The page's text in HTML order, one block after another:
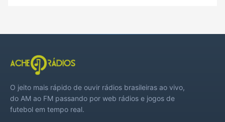
O jeito mais rápido de ouvir rádios brasileiras ao vivo,
do AM ao FM passando por web rádios e jogos de
futebol em tempo real.